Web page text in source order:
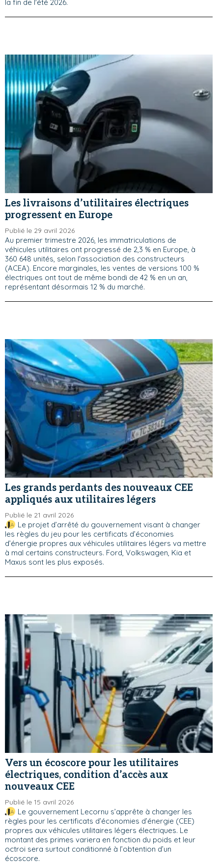
la fin de l'été 2026.
Les livraisons d’utilitaires électriques
progressent en Europe
Publié le 29 avril 2026
Au premier trimestre 2026, les immatriculations de
véhicules utilitaires ont progressé de 2,3 % en Europe, à
360 648 unités, selon l'association des constructeurs
(ACEA). Encore marginales, les ventes de versions 100 %
électriques ont tout de même bondi de 42 % en un an,
représentant désormais 12 % du marché.
Les grands perdants des nouveaux CEE
appliqués aux utilitaires légers
Publié le 21 avril 2026
Le projet d’arrêté du gouvernement visant à changer
les règles du jeu pour les certificats d’économies
d’énergie propres aux véhicules utilitaires légers va mettre
à mal certains constructeurs. Ford, Volkswagen, Kia et
Maxus sont les plus exposés.
Vers un écoscore pour les utilitaires
électriques, condition d’accès aux
nouveaux CEE
Publié le 15 avril 2026
Le gouvernement Lecornu s’apprête à changer les
règles pour les certificats d’économies d’énergie (CEE)
propres aux véhicules utilitaires légers électriques. Le
montant des primes variera en fonction du poids et leur
octroi sera surtout conditionné à l’obtention d’un
écoscore.